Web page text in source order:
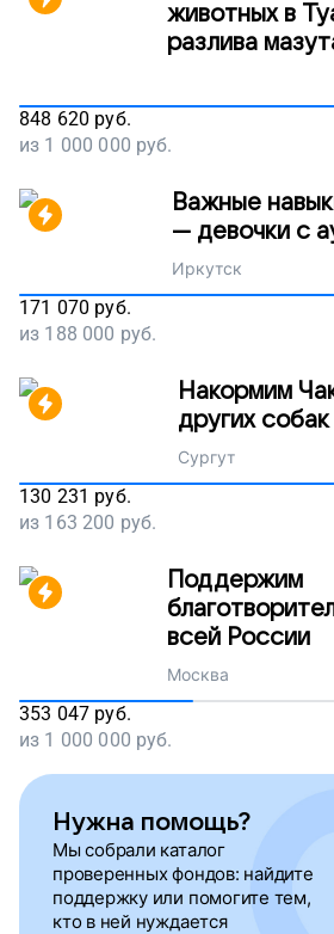
животных в
разлива
848 620 руб.
из 1 000 000 руб.
Важные
— девочки с
Иркутск
171 070 руб.
из 188 000 руб.
Накормим
других
Сургут
130 231 руб.
из 163 200 руб.
Поддержим
всей России
Москва
353 047 руб.
из 1 000 000 руб.
Нужна помощь?
Мы собрали каталог
проверенных фондов: найдите
поддержку или помогите тем,
кто в ней нуждается